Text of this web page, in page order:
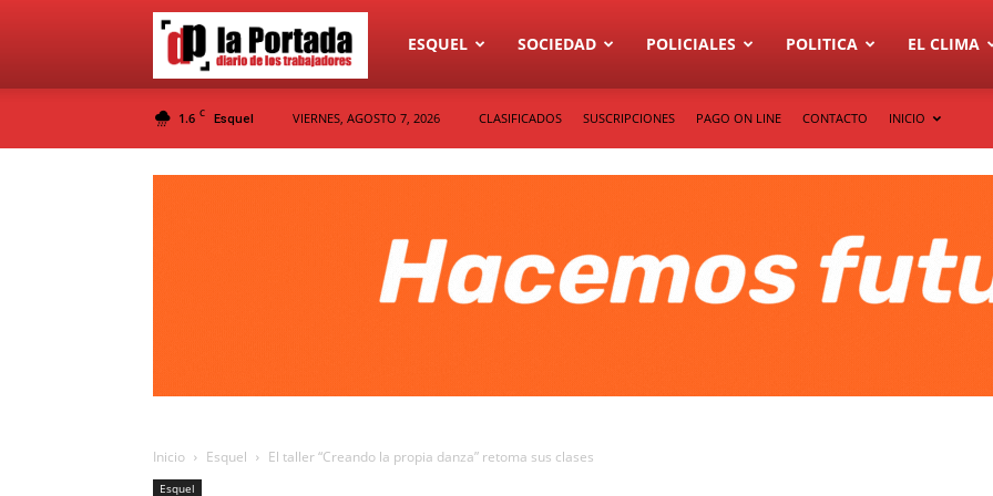
Diario
La
ESQUEL SOCIEDAD POLICIALES POLITICA EL CLIMA
1.6 C Esquel VIERNES, AGOSTO 7, 2026 CLASIFICADOS SUSCRIPCIONES PAGO ON LINE CONTACTO INICIO
Inicio Esquel El taller “Creando la propia danza” retoma sus clases
Esquel